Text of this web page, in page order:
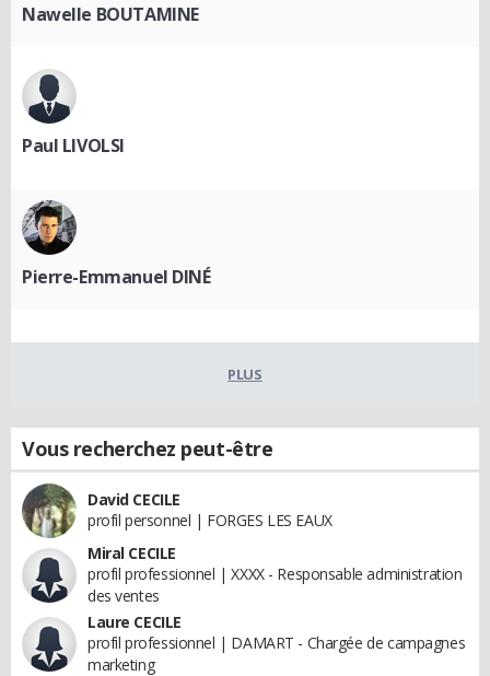
Nawelle BOUTAMINE
Paul LIVOLSI
Pierre-Emmanuel DINÉ
PLUS
Vous recherchez peut-être
David CECILE
profil personnel | FORGES LES EAUX
Miral CECILE
profil professionnel | XXXX - Responsable administration
des ventes
Laure CECILE
profil professionnel | DAMART - Chargée de campagnes
marketing